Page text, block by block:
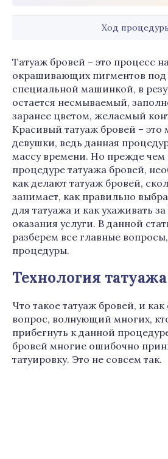
Ход
Татуаж бровей – это процесс
окрашивающих пигментов под
специальной машинкой, в
остается несмываемый,
заранее цветом, желаемый
Красивый татуаж бровей – это
девушки, ведь данная
массу времени. Но прежде чем
процедуре татуажа бровей,
как делают татуаж бровей,
занимает, как правильно
для татуажа и как ухаживать
оказания услуги. В данной
разберем все главные
процедуры.
Технология
Что такое татуаж бровей, и как
вопрос, волнующий многих,
прибегнуть к данной
бровей многие ошибочно
татуировку. Это не совсем так.